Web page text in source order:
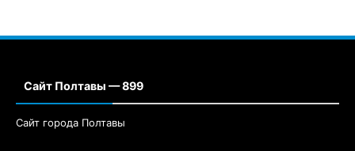
Сайт Полтавы — 899
Сайт города Полтавы